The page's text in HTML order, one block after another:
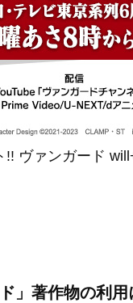
ヴァンガード
」著作物の利